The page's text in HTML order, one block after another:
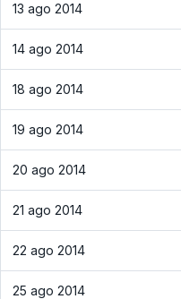
13 ago 2014
14 ago 2014
18 ago 2014
19 ago 2014
20 ago 2014
21 ago 2014
22 ago 2014
25 ago 2014